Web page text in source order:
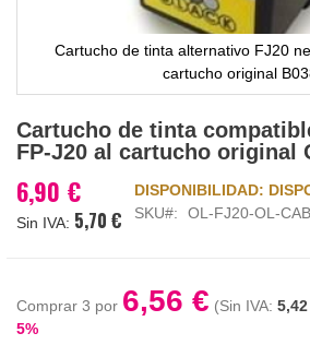
Cartucho de tinta alternativo FJ20
cartucho original
al
comienzo
la
galería
Cartucho de tinta
FP-J20 al cartucho original
6,90 €
5,70 €
DISPONIBILIDAD:
SKU
OL-FJ20-OL-
Comprar 3 por 6,56 €
5%